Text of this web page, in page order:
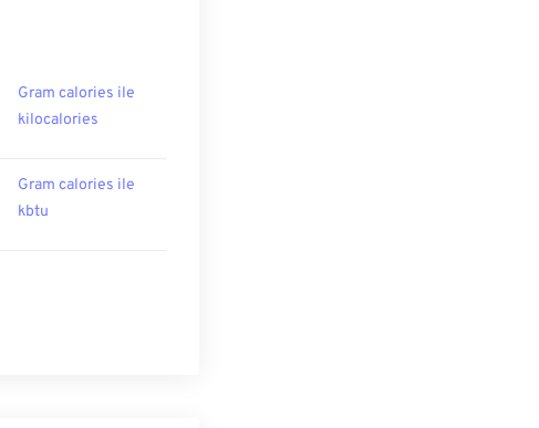
Gram calories ile
kilocalories
Gram calories ile
kbtu